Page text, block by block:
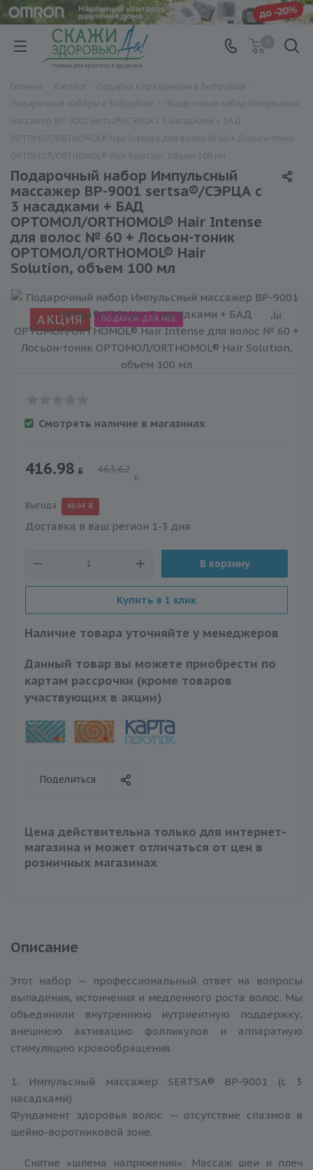
Подарочный набор Импульсный
массажер BP-9001 sertsa®/СЭРЦА с
3 насадками + БАД
ОРТОМОЛ/ORTHOMOL® Hair Intense
для волос № 60 + Лосьон-тоник
ОРТОМОЛ/ORTHOMOL® Hair
Solution, объем 100 мл
АКЦИЯ ПОДАРКИ ДЛЯ НЕЕ
Смотреть наличие в магазинах
416.98 463.62
Выгода 46.64
Доставка в ваш регион 1-3 дня
В корзину
Купить в 1 клик
Наличие товара уточняйте у менеджеров
Данный товар вы можете приобрести по
картам рассрочки (кроме товаров
участвующих в акции)
Поделиться
Цена действительна только для интернет-
магазина и может отличаться от цен в
розничных магазинах
Описание
Этот набор — профессиональный ответ на вопросы
выпадения, истончения и медленного роста волос. Мы
объединили внутреннюю нутриентную поддержку,
внешнюю активацию фолликулов и аппаратную
стимуляцию кровообращения.
1. Импульсный массажер SERTSA® BP-9001 (с 3
насадками)
Фундамент здоровья волос — отсутствие спазмов в
шейно-воротниковой зоне.
Снятие «шлема напряжения»: Массаж шеи и плеч